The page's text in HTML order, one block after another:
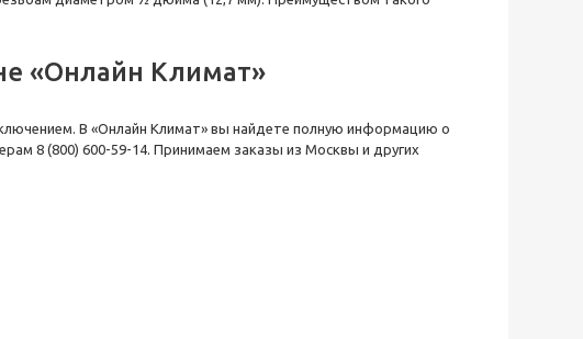
«Онлайн Климат»
В «Онлайн Климат» вы найдете полную информацию о
8 (800) 600-59-14. Принимаем заказы из Москвы и других